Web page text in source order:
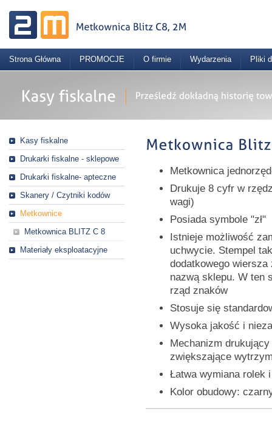
Strona Główna PROMOCJE O firmie Wydarzenia Pliki
Kasy fiskalne
Drukarki fiskalne - sklepowe
Drukarki fiskalne- apteczne
Skanery / Czytniki kodów
Metkownice
Metkownica BLITZ C 8
Materiały eksploatacyjne
Metkownica
Drukuje 8 cyfr w
wagi)
Posiada symbole "zł"
Istnieje możliwość
uchwycie. Stempel
dodatkowego
nazwą sklepu. W ten
rząd znaków
Stosuje się
Wysoka jakość i
Mechanizm
zwiększające
Łatwa wymiana rolek
Kolor obudowy: